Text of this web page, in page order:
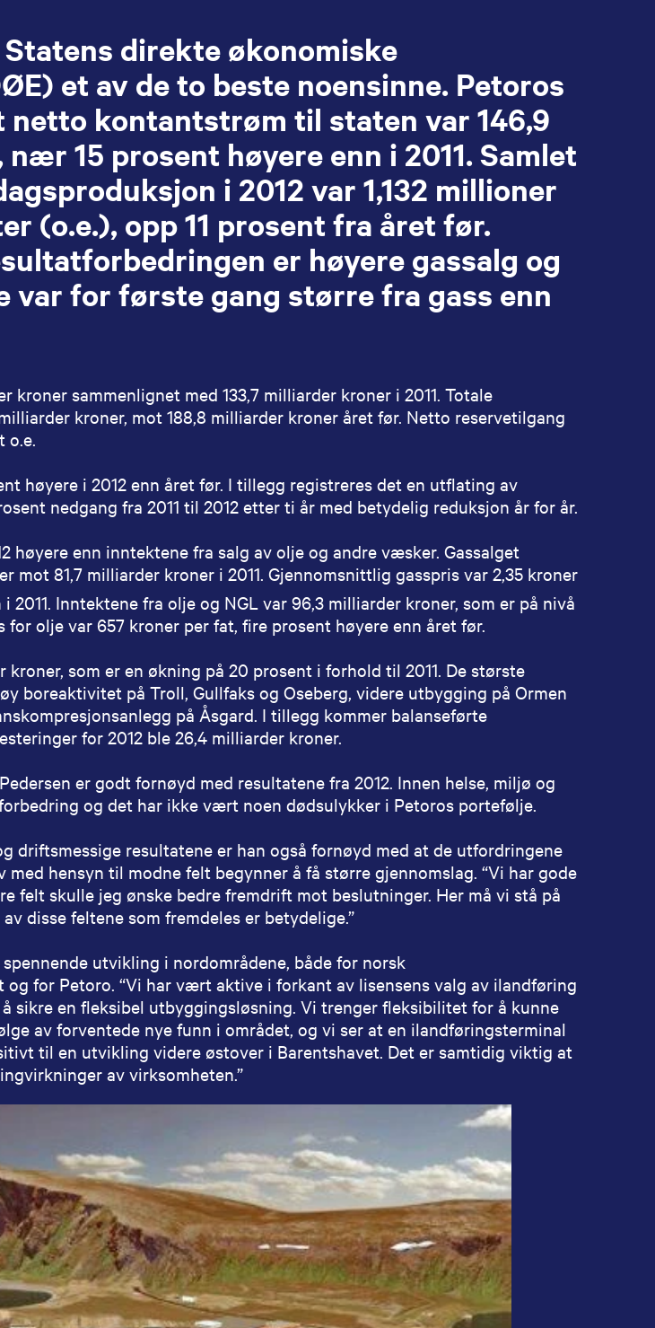
direkte økonomiske
et av de to beste noensinne. Petoros
netto kontantstrøm til staten var 146,9
15 prosent høyere enn i 2011. Samlet
i 2012 var 1,132 millioner
(o.e.), opp 11 prosent fra året før.
er høyere gassalg og
var for første gang større fra gass enn
kroner sammenlignet med 133,7 milliarder kroner i 2011. Totale
kroner, mot 188,8 milliarder kroner året før. Netto reservetilgang
høyere i 2012 enn året før. I tillegg registreres det en utflating av
nedgang fra 2011 til 2012 etter ti år med betydelig reduksjon år for år.
høyere enn inntektene fra salg av olje og andre væsker. Gassalget
mot 81,7 milliarder kroner i 2011. Gjennomsnittlig gasspris var 2,35 kroner
2011. Inntektene fra olje og NGL var 96,3 milliarder kroner, som er på nivå
for olje var 657 kroner per fat, fire prosent høyere enn året før.
som er en økning på 20 prosent i forhold til 2011. De største
boreaktivitet på Troll, Gullfaks og Oseberg, videre utbygging på Ormen
på Åsgard. I tillegg kommer balanseførte
for 2012 ble 26,4 milliarder kroner.
er godt fornøyd med resultatene fra 2012. Innen helse, miljø og
og det har ikke vært noen dødsulykker i Petoros portefølje.
driftsmessige resultatene er han også fornøyd med at de utfordringene
hensyn til modne felt begynner å få større gjennomslag. “Vi har gode
felt skulle jeg ønske bedre fremdrift mot beslutninger. Her må vi stå på
disse feltene som fremdeles er betydelige.”
utvikling i nordområdene, både for norsk
for Petoro. “Vi har vært aktive i forkant av lisensens valg av ilandføring
sikre en fleksibel utbyggingsløsning. Vi trenger fleksibilitet for å kunne
av forventede nye funn i området, og vi ser at en ilandføringsterminal
til en utvikling videre østover i Barentshavet. Det er samtidig viktig at
av virksomheten.”